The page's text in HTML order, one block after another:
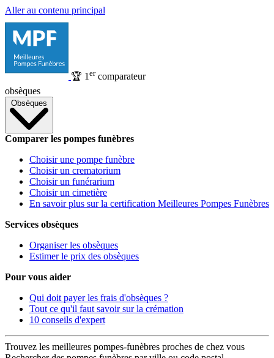
Aller au contenu principal
🏆 1 ercomparateur
obsèques
Obsèques
Comparer les pompes funèbres
Choisir une pompe funèbre
Choisir un crematorium
Choisir un funérarium
Choisir un cimetière
En savoir plus sur la certification Meilleures Pompes Funèbres
Services obsèques
Organiser les obsèques
Estimer le prix des obsèques
Pour vous aider
Qui doit payer les frais d'obsèques ?
Tout ce qu'il faut savoir sur la crémation
10 conseils d'expert
Trouvez les meilleures pompes-funèbres proches de chez vous